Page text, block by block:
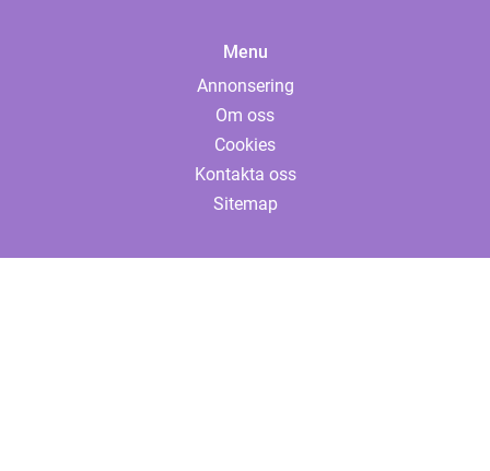
Menu
Annonsering
Om oss
Cookies
Kontakta oss
Sitemap